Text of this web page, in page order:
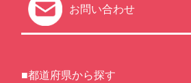
お問い合わせ
■都道府県から探す